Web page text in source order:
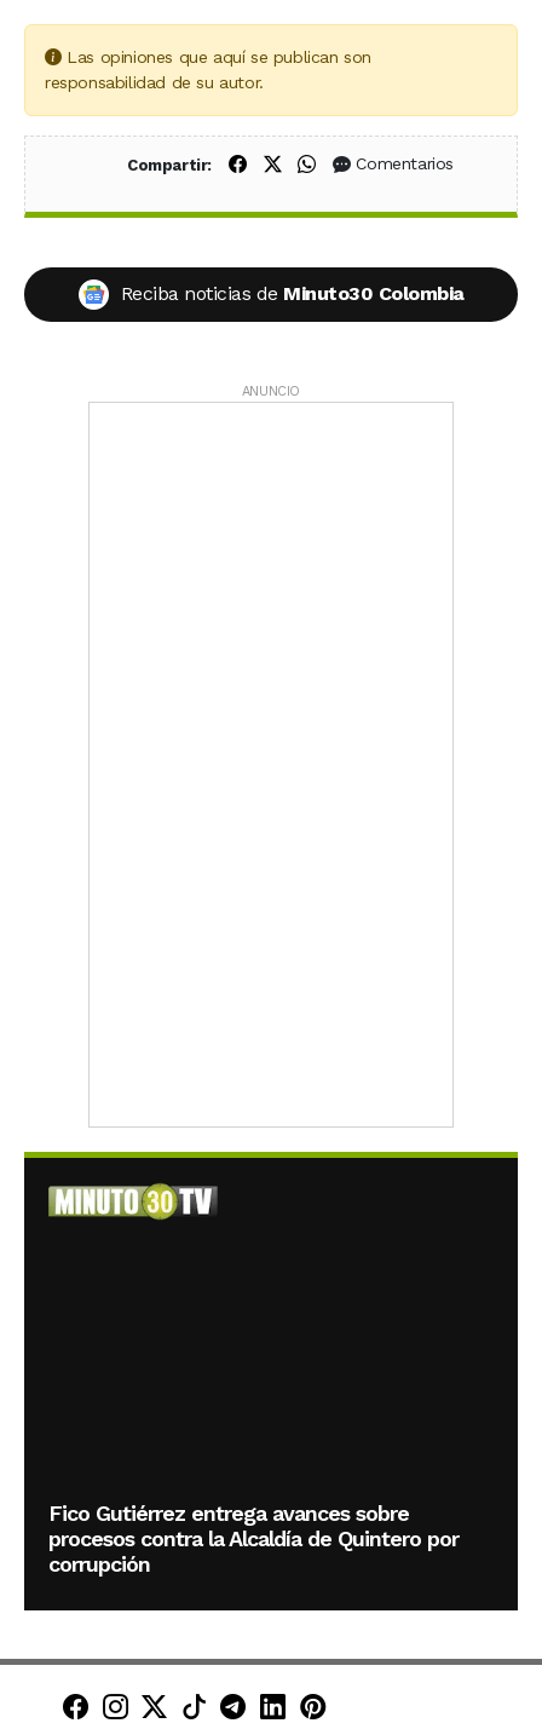
Las opiniones que aquí se publican son
responsabilidad de su autor.
Compartir: Compartir en Facebook
Compartir en X (Twitter)
Compartir en WhatsApp
Comentarios
Reciba noticias de Minuto30 Colombia
ANUNCIO
Fico Gutiérrez entrega avances sobre
procesos contra la Alcaldía de Quintero por
corrupción
Minuto30 en Facebook
Minuto30 en Instagram
Minuto30 en X (Twitter)
Minuto30 en TikTok
Canal de Minuto30 en
Minuto30 en LinkedIn
Minuto30 en